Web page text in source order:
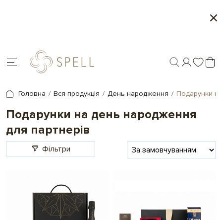
Головна Вся продукція День народження Подарунки
Подарунки на день народження
для партнерів
Фільтри